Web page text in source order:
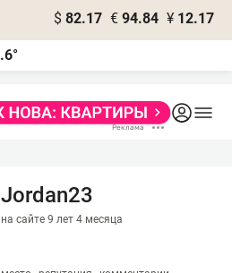
$ 82.17 € 94.84 ¥ 12.17
Jordan23
на сайте 9 лет 4 месяца